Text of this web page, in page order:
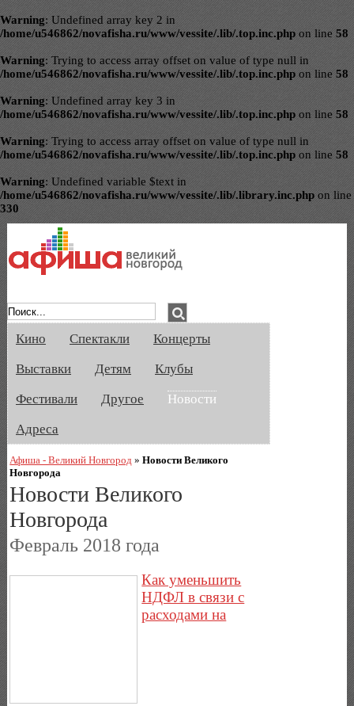
Warning: Undefined array key 2 in
/home/u546862/novafisha.ru/www/vessite/.lib/.top.inc.php on line 58
Warning: Trying to access array offset on value of type null in
/home/u546862/novafisha.ru/www/vessite/.lib/.top.inc.php on line 58
Warning: Undefined array key 3 in
/home/u546862/novafisha.ru/www/vessite/.lib/.top.inc.php on line 58
Warning: Trying to access array offset on value of type null in
/home/u546862/novafisha.ru/www/vessite/.lib/.top.inc.php on line 58
Warning: Undefined variable $text in
/home/u546862/novafisha.ru/www/vessite/.lib/.library.inc.php on line
330
Кино Спектакли
Концерты
Выставки
Детям
Клубы
Фестивали
Другое
Новости
Адреса
Афиша - Великий Новгород »Новости Великого
Новгорода
Новости Великого
Новгорода
Февраль 2018 года
Как уменьшить
НДФЛ в связи с
расходами на